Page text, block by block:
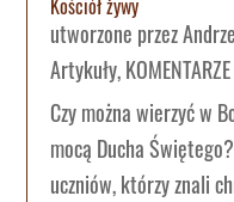
Kościół żywy
utworzone przez
Artykuły,KOMENTARZE
Czy można wierzyć w
mocą Ducha
uczniów, którzy znali